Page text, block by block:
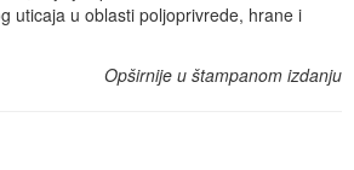
uticaja u oblasti poljoprivrede, hrane i
Opširnije u štampanom izdanju